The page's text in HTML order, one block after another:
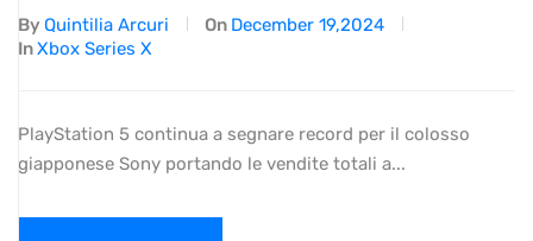
By Quintilia Arcuri On December 19,2024
InXbox Series X
PlayStation 5 continua a segnare record per il colosso
giapponese Sony portando le vendite totali a...